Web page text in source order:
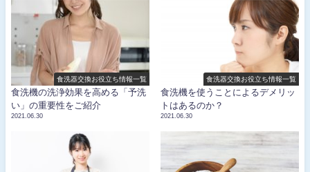
食洗器交換お役立ち情報一覧
食洗機の洗浄効果を高める「予洗
い」の重要性をご紹介
2021.06.30
食洗器交換お役立ち情報一覧
食洗機を使うことによるデメリッ
トはあるのか？
2021.06.30